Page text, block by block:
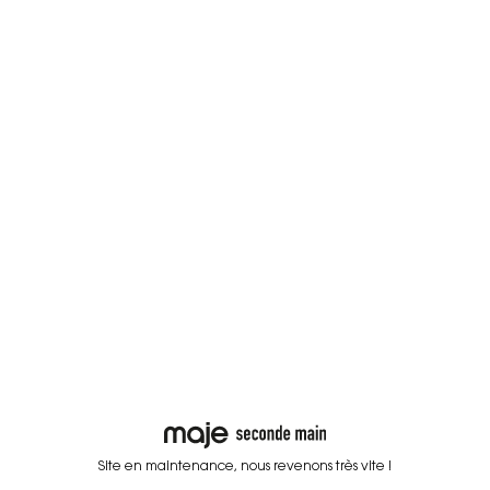
Site en maintenance, nous revenons très vite !